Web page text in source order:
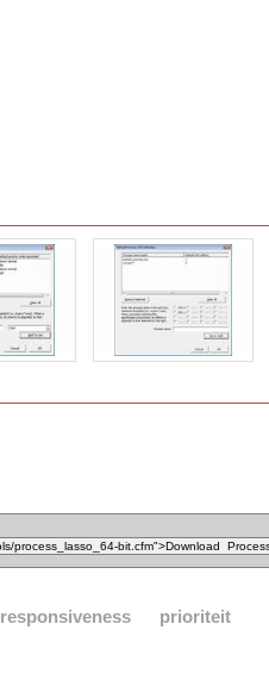
responsiveness
prioriteit